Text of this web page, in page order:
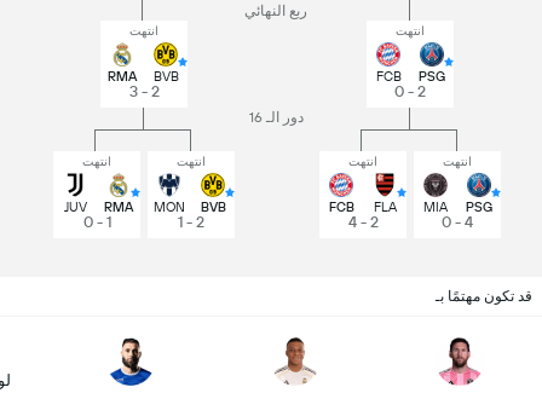
دور الـ 16
انتهت
PSG
MIA
4 - 0
انتهت
FLA
FCB
2 - 4
انتهت
BVB
MON
2 - 1
انتهت
RMA
JUV
1 - 0
ربع النهائي
انتهت
PSG
FCB
2 - 0
انتهت
BVB
RMA
2 - 3
قد تكون مهتمًا بـ